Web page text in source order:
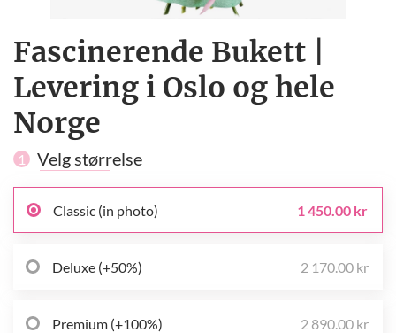
Fascinerende Bukett |
Levering i Oslo og hele
Norge
1 Velg størrelse
Classic (in photo) 1 450.00 kr
Deluxe (+50%) 2 170.00 kr
Premium (+100%) 2 890.00 kr